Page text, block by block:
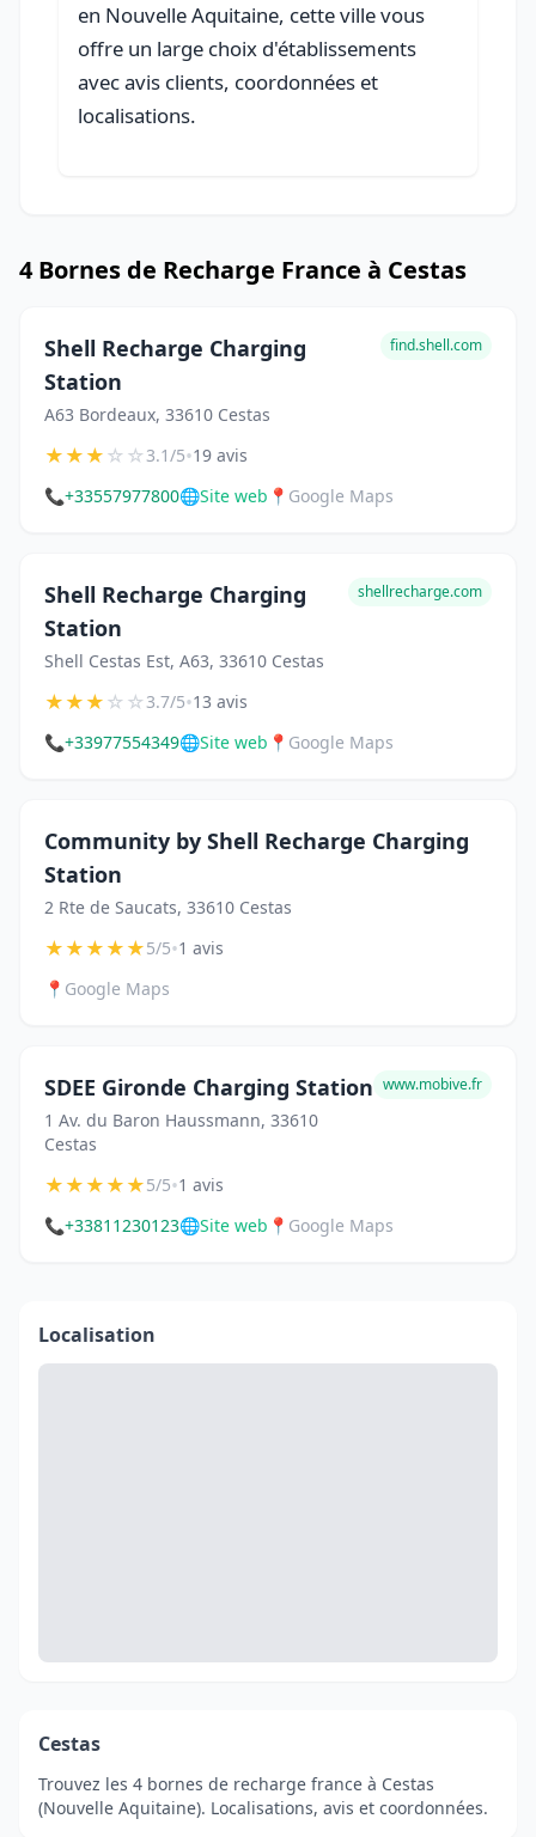
en Nouvelle Aquitaine, cette ville vous
offre un large choix d'établissements
avec avis clients, coordonnées et
localisations.
4 Bornes de Recharge France à Cestas
Shell Recharge Charging
Station
A63 Bordeaux, 33610 Cestas
find.shell.com
★★★☆☆3.1/5•19 avis
📞+33557977800🌐Site web 📍 Google Maps
Shell Recharge Charging
Station
Shell Cestas Est, A63, 33610 Cestas
shellrecharge.com
★★★☆☆3.7/5•13 avis
📞+33977554349🌐Site web 📍 Google Maps
Community by Shell Recharge Charging
Station
2 Rte de Saucats, 33610 Cestas
★★★★★5/5•1 avis
📍 Google Maps
SDEE Gironde Charging Station
1 Av. du Baron Haussmann, 33610
Cestas
www.mobive.fr
★★★★★5/5•1 avis
📞+33811230123🌐Site web 📍 Google Maps
Localisation
Cestas
Trouvez les 4 bornes de recharge france à Cestas
(Nouvelle Aquitaine). Localisations, avis et coordonnées.